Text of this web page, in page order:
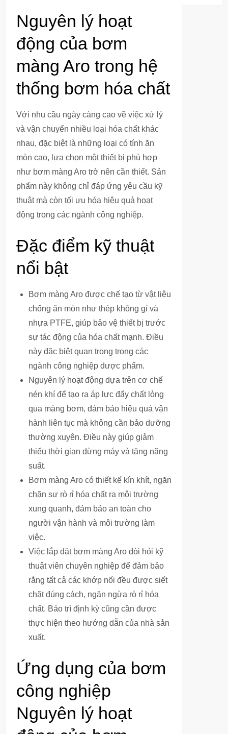
Nguyên lý hoạt
động của bơm
màng Aro trong hệ
thống bơm hóa chất
Với nhu cầu ngày càng cao về việc xử lý
và vận chuyển nhiều loại hóa chất khác
nhau, đặc biệt là những loại có tính ăn
mòn cao, lựa chọn một thiết bị phù hợp
như bơm màng Aro trở nên cần thiết. Sản
phẩm này không chỉ đáp ứng yêu cầu kỹ
thuật mà còn tối ưu hóa hiệu quả hoạt
động trong các ngành công nghiệp.
Đặc điểm kỹ thuật
nổi bật
Bơm màng Aro được chế tạo từ vật liệu
chống ăn mòn như thép không gỉ và
nhựa PTFE, giúp bảo vệ thiết bị trước
sự tác động của hóa chất mạnh. Điều
này đặc biệt quan trọng trong các
ngành công nghiệp dược phẩm.
Nguyên lý hoạt động dựa trên cơ chế
nén khí để tạo ra áp lực đẩy chất lỏng
qua màng bơm, đảm bảo hiệu quả vận
hành liên tục mà không cần bảo dưỡng
thường xuyên. Điều này giúp giảm
thiểu thời gian dừng máy và tăng năng
suất.
Bơm màng Aro có thiết kế kín khít, ngăn
chặn sự rò rỉ hóa chất ra môi trường
xung quanh, đảm bảo an toàn cho
người vận hành và môi trường làm
việc.
Việc lắp đặt bơm màng Aro đòi hỏi kỹ
thuật viên chuyên nghiệp để đảm bảo
rằng tất cả các khớp nối đều được siết
chặt đúng cách, ngăn ngừa rò rỉ hóa
chất. Bảo trì định kỳ cũng cần được
thực hiện theo hướng dẫn của nhà sản
xuất.
Ứng dụng của bơm
công nghiệp
Nguyên lý hoạt